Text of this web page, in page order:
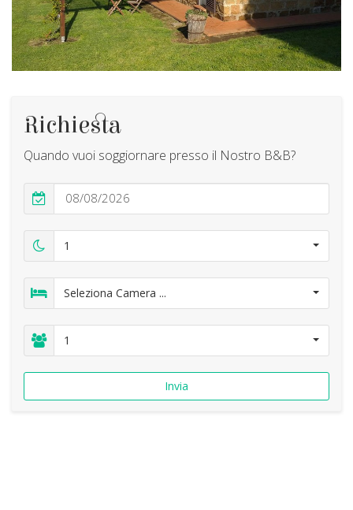
Richiesta
Quando vuoi soggiornare presso il Nostro B&B?
1
Seleziona Camera ...
1
Invia